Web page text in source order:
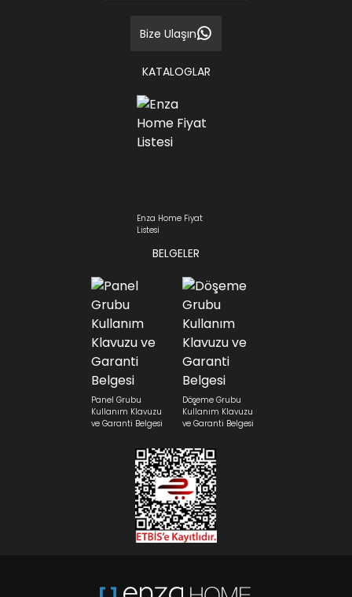
Bize Ulaşın
KATALOGLAR
Enza Home Fiyat
Listesi
BELGELER
Panel Grubu
Kullanım Klavuzu
ve Garanti Belgesi
Döşeme Grubu
Kullanım Klavuzu
ve Garanti Belgesi